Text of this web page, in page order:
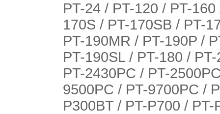
PT-24 / PT-120 / PT-
170S / PT-170SB / PT-
PT-190MR / PT-190P /
PT-190SL / PT-180 /
PT-2430PC / PT-
9500PC / PT-9700PC /
P300BT / PT-P700 /